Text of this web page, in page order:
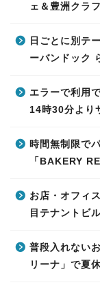
ェ＆豊洲クラ
日ごとに別テ
ーバンドック
エラーで利用
14時30分より
時間無制限で
「BAKERY
お店・オフィ
目テナントビ
普段入れない
リーナ」で夏